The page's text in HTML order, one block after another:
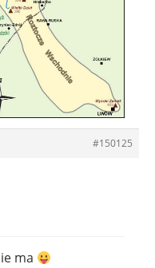
#150125
ma